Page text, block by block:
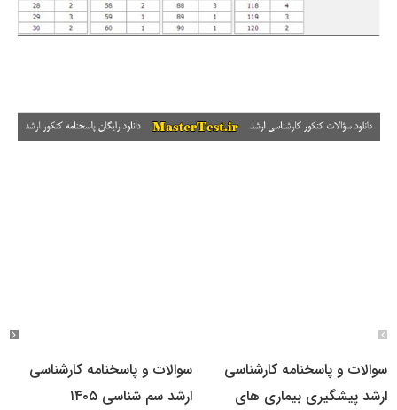
سوالات و پاسخنامه کارشناسی
ارشد پیشگیری بیماری های
سوالات و پاسخنامه کارشناسی
ارشد سم شناسی ۱۴۰۵